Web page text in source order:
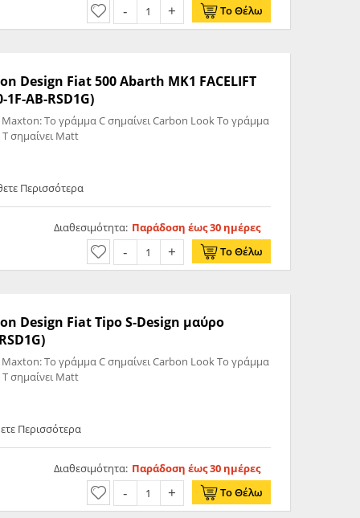
Το Θέλω
Design Fiat 500 Abarth MK1 FACELIFT
AB-RSD1G)
Maxton: Το γράμμα C σημαίνει Carbon Look Το γράμμα
σημαίνει Matt
Περισσότερα
Διαθεσιμότητα: Παράδοση έως 30 ημέρες
Το Θέλω
Design Fiat Tipo S-Design μαύρο
Maxton: Το γράμμα C σημαίνει Carbon Look Το γράμμα
σημαίνει Matt
Περισσότερα
Διαθεσιμότητα: Παράδοση έως 30 ημέρες
Το Θέλω